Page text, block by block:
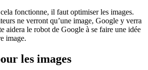
fonctionne, il faut optimiser les images.
ne verront qu’une image, Google y verra
aidera le robot de Google à se faire une idée
image.
les images